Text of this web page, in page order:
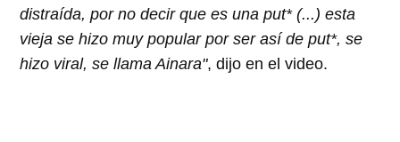
distraída, por no decir que es una put* (...) esta
vieja se hizo muy popular por ser así de put*, se
hizo viral, se llama Ainara", dijo en el video.